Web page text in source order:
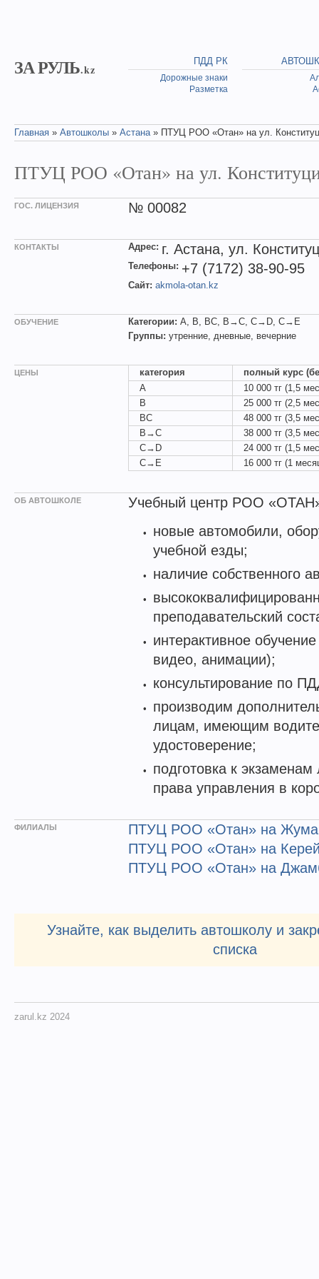
ЗА РУЛЬ.kz
ПДД РК
Дорожные знаки
Разметка
Главная » Автошколы » Астана» ПТУЦ РОО «Отан» на ул.
ПТУЦ РОО «Отан» на ул.
ГОС. ЛИЦЕНЗИЯ № 00082
КОНТАКТЫ Адрес: г. Астана, ул.
Телефоны: +7 (7172) 38-90-95
Сайт: akmola-otan.kz
ОБУЧЕНИЕ Категории: A, B, BC, B→C, C→D, C→E
Группы: утренние, дневные, вечерние
ЦЕНЫ категория
полный курс
A
10 000 тг (1,5
B
25 000 тг (2,5
BC
48 000 тг (3,5
B→C
38 000 тг (3,5
C→D
24 000 тг (1,5
C→E
16 000 тг (1
ОБ АВТОШКОЛЕ
Учебный центр РОО
новые автомобили,
учебной езды;
наличие собственного
преподавательский
интерактивное
видео, анимации);
консультирование по
производим
лицам, имеющим
удостоверение;
подготовка к
права управления в
ФИЛИАЛЫ
ПТУЦ РОО «Отан» на
ПТУЦ РОО «Отан» на
ПТУЦ РОО «Отан» на
Узнайте, как выделить автошколу и
списка
zarul.kz 2024